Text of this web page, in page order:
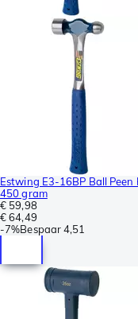
Estwing E3-16BP Ball
450 gram
€ 59,98
€ 64,49
-7%Bespaar4,51